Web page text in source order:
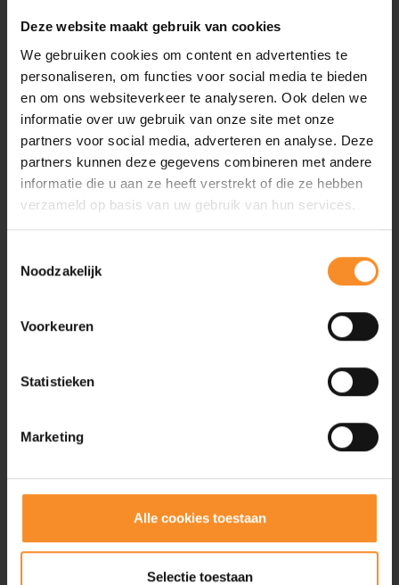
Deze website maakt gebruik van cookies
We gebruiken cookies om content en advertenties te
personaliseren, om functies voor social media te bieden
en om ons websiteverkeer te analyseren. Ook delen we
informatie over uw gebruik van onze site met onze
partners voor social media, adverteren en analyse. Deze
partners kunnen deze gegevens combineren met andere
informatie die u aan ze heeft verstrekt of die ze hebben
verzameld op basis van uw gebruik van hun services.
Noodzakelijk
Voorkeuren
Statistieken
Marketing
Alle cookies toestaan
Selectie toestaan
Workshop Pilates (Zaterdag)
Tijdens deze workshop laat Els Talloen van The Extra
Mile je kennismaken met pilates, een full body work-out
die focust op krachtige spieren, een soepel lichaam en
een goede lichaamshouding.
Nee Ja
laat zien hoe je deze tool slim kan inzetten voor herstel,
Nee
Leki Trailclinic:Verwacht je aan een praktische workshop;
je leer de stokken juist gebruiken en gaat lopen in groep,
onder begeleiding om werkelijk de impact te ervaren.
Nee Ja